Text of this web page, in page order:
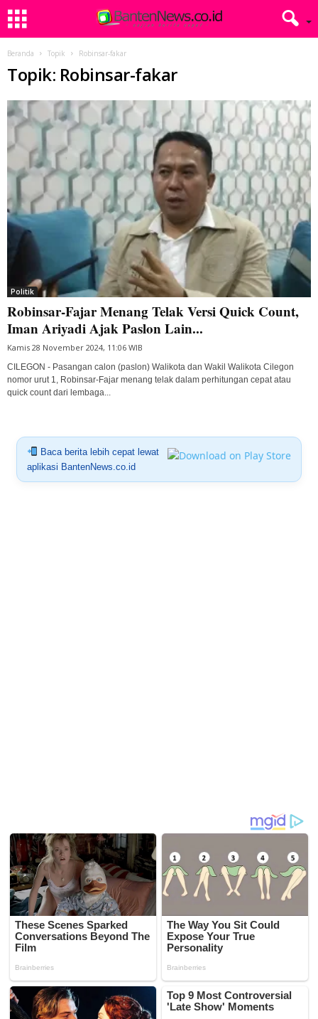
Beranda Topik Robinsar-fakar
Topik: Robinsar-fakar
Politik
Robinsar-Fajar Menang Telak Versi Quick Count,
Iman Ariyadi Ajak Paslon Lain...
Kamis 28 November 2024, 11:06 WIB
CILEGON - Pasangan calon (paslon) Walikota dan Wakil Walikota Cilegon
nomor urut 1, Robinsar-Fajar menang telak dalam perhitungan cepat atau
quick count dari lembaga...
Baca berita lebih cepat lewat
aplikasi BantenNews.co.id